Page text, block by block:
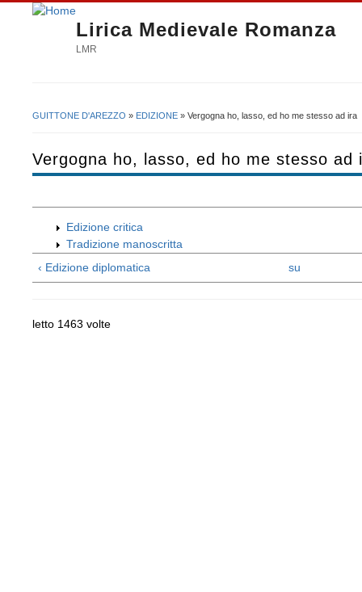
Lirica Medievale Romanza
LMR
GUITTONE D'AREZZO » EDIZIONE » Vergogna ho, lasso, ed ho me stesso ad ira
Vergogna ho, lasso, ed ho me stesso ad
Edizione critica
Tradizione manoscritta
‹ Edizione diplomatica
su
letto 1463 volte